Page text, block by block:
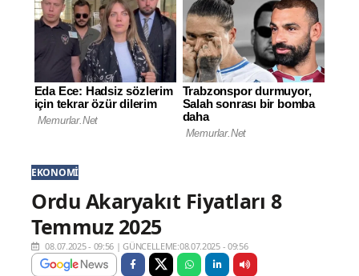
EKONOMI
Ordu Akaryakıt Fiyatları 8
Temmuz 2025
08.07.2025 - 09:56 |GÜNCELLEME:08.07.2025 - 09:56